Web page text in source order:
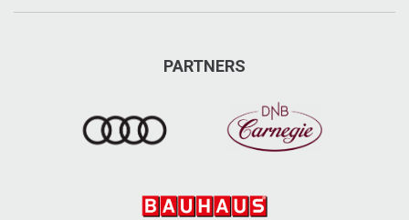
PARTNERS